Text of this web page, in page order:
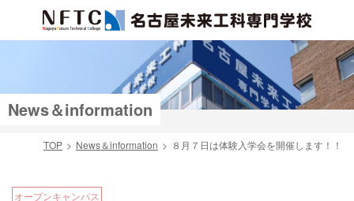
News＆information
TOP News＆information ８月７日は体験入学会を開催します！！
オープンキャンパス